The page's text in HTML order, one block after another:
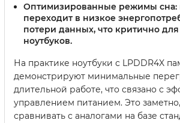
Оптимизированные режимы сна:
переходит в низкое
потери данных, что критично
ноутбуков.
На практике ноутбуки с LPDDR4X
демонстрируют минимальные
длительной работе, что связано с
управлением питанием. Это
сравнивать с аналогами на базе